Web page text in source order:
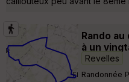
Rando
à un
Revelles
Randonnée